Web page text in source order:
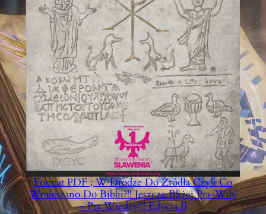
E
U
D
I
Z
M
U
D
O
S
O
C
Format PDF ; W Drodze Do Źródła Czyli Co
Wmieszano Do Biblii?!! Jeszcze Bliżej Pra-Wdy
– Pra Wiedzy!!! Edycja II